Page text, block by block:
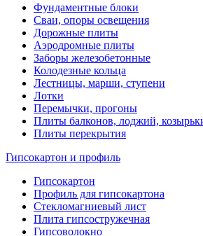
Фундаментные блоки
Сваи, опоры освещения
Дорожные плиты
Аэродромные плиты
Заборы железобетонные
Колодезные кольца
Лестницы, марши, ступени
Лотки
Перемычки, прогоны
Плиты балконов, лоджий,
Плиты перекрытия
Гипсокартон и профиль
Гипсокартон
Профиль для гипсокартона
Стекломагниевый лист
Плита гипсостружечная
Гипсоволокно